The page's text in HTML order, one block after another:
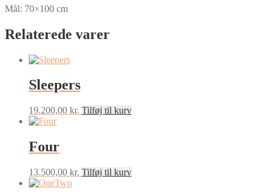
Mål: 70×100 cm
Relaterede varer
Sleepers
19.200,00 kr. Tilføj til kurv
Four
13.500,00 kr. Tilføj til kurv